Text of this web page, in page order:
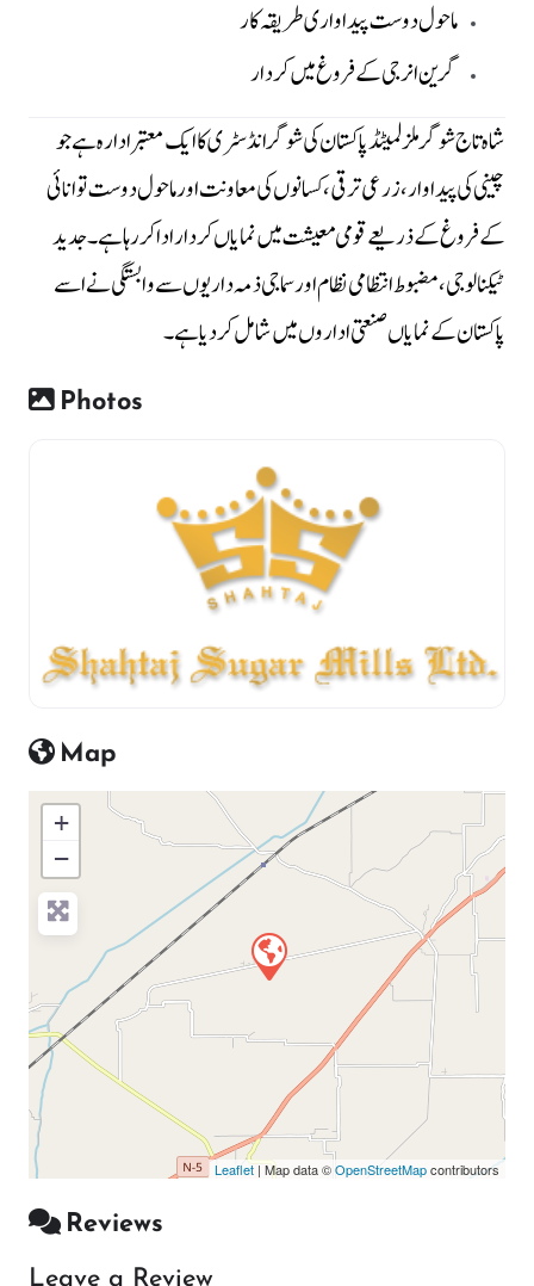
ماحول دوست پیداواری طریقہ کار
گرین انرجی کے فروغ میں کردار
شاہ تاج شوگر ملز لمیٹڈ پاکستان کی شوگر انڈسٹری کا ایک معتبر ادارہ ہے جو
چینی کی پیداوار، زرعی ترقی، کسانوں کی معاونت اور ماحول دوست توانائی
کے فروغ کے ذریعے قومی معیشت میں نمایاں کردار ادا کر رہا ہے۔ جدید
ٹیکنالوجی، مضبوط انتظامی نظام اور سماجی ذمہ داریوں سے وابستگی نے اسے
پاکستان کے نمایاں صنعتی اداروں میں شامل کر دیا ہے۔
Photos
Map
+
−
Press Enter key to search
Leaflet| Map data ©OpenStreetMapcontributors
Reviews
Leave a Review